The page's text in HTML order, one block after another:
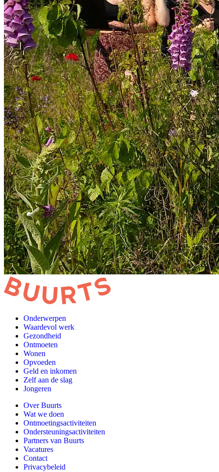
Onderwerpen
Waardevol werk
Gezondheid
Ontmoeten
Wonen
Opvoeden
Geld en inkomen
Zelf aan de slag
Jongeren
Over Buurts
Wat we doen
Ontmoetingsactiviteiten
Ondersteuningsactiviteiten
Partners van Buurts
Vacatures
Contact
Privacybeleid